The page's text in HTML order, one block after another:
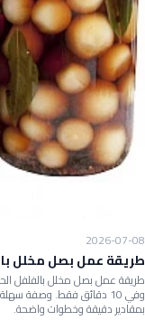
2026-07-08
طريقة عمل بصل مخلل
بمقادير دقيقة وخطوات واضحة.